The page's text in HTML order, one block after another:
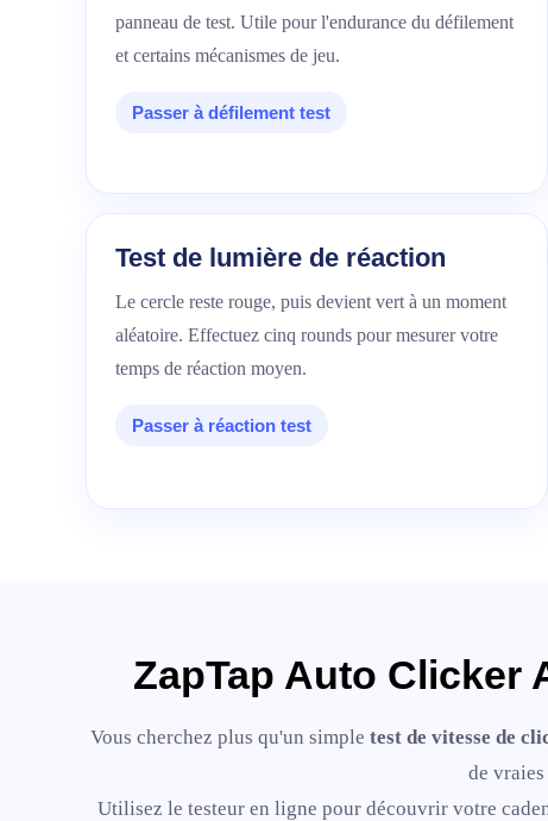
panneau de test. Utile pour l'endurance du défilement
et certains mécanismes de jeu.
Passer à défilement test
Test de lumière de réaction
Le cercle reste rouge, puis devient vert à un moment
aléatoire. Effectuez cinq rounds pour mesurer votre
temps de réaction moyen.
Passer à réaction test
ZapTap Auto Clicker
Vous cherchez plus qu'un simple test de vitesse de
de
Utilisez le testeur en ligne pour découvrir votre